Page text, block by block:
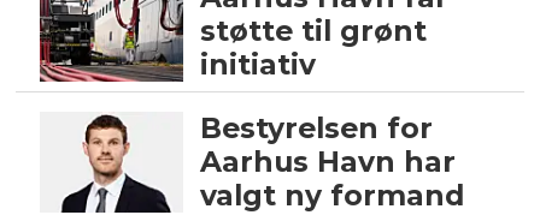
støtte til grønt
initiativ
Bestyrelsen for
Aarhus Havn har
valgt ny formand